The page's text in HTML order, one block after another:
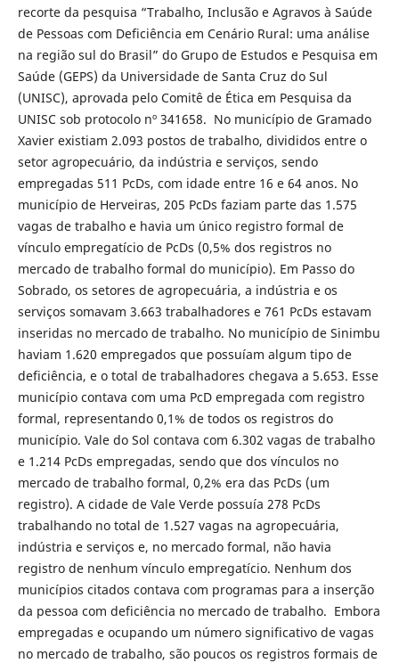
recorte da pesquisa “Trabalho, Inclusão e Agravos à Saúde
de Pessoas com Deficiência em Cenário Rural: uma análise
na região sul do Brasil” do Grupo de Estudos e Pesquisa em
Saúde (GEPS) da Universidade de Santa Cruz do Sul
(UNISC), aprovada pelo Comitê de Ética em Pesquisa da
UNISC sob protocolo nº 341658. No município de Gramado
Xavier existiam 2.093 postos de trabalho, divididos entre o
setor agropecuário, da indústria e serviços, sendo
empregadas 511 PcDs, com idade entre 16 e 64 anos. No
município de Herveiras, 205 PcDs faziam parte das 1.575
vagas de trabalho e havia um único registro formal de
vínculo empregatício de PcDs (0,5% dos registros no
mercado de trabalho formal do município). Em Passo do
Sobrado, os setores de agropecuária, a indústria e os
serviços somavam 3.663 trabalhadores e 761 PcDs estavam
inseridas no mercado de trabalho. No município de Sinimbu
haviam 1.620 empregados que possuíam algum tipo de
deficiência, e o total de trabalhadores chegava a 5.653. Esse
município contava com uma PcD empregada com registro
formal, representando 0,1% de todos os registros do
município. Vale do Sol contava com 6.302 vagas de trabalho
e 1.214 PcDs empregadas, sendo que dos vínculos no
mercado de trabalho formal, 0,2% era das PcDs (um
registro). A cidade de Vale Verde possuía 278 PcDs
trabalhando no total de 1.527 vagas na agropecuária,
indústria e serviços e, no mercado formal, não havia
registro de nenhum vínculo empregatício. Nenhum dos
municípios citados contava com programas para a inserção
da pessoa com deficiência no mercado de trabalho. Embora
empregadas e ocupando um número significativo de vagas
no mercado de trabalho, são poucos os registros formais de